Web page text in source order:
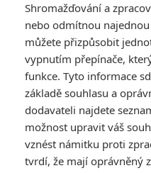
Bruce Willis
nových
Napsal:Michal Janoušek -
Shromažďování a
nebo odmítnou
můžete přizpůsobit
vypnutím přepínače,
funkce. Tyto informace
základě souhlasu a
dodavateli najdete
možnost upravit váš
vznést námitku proti
tvrdí, že mají oprávněný